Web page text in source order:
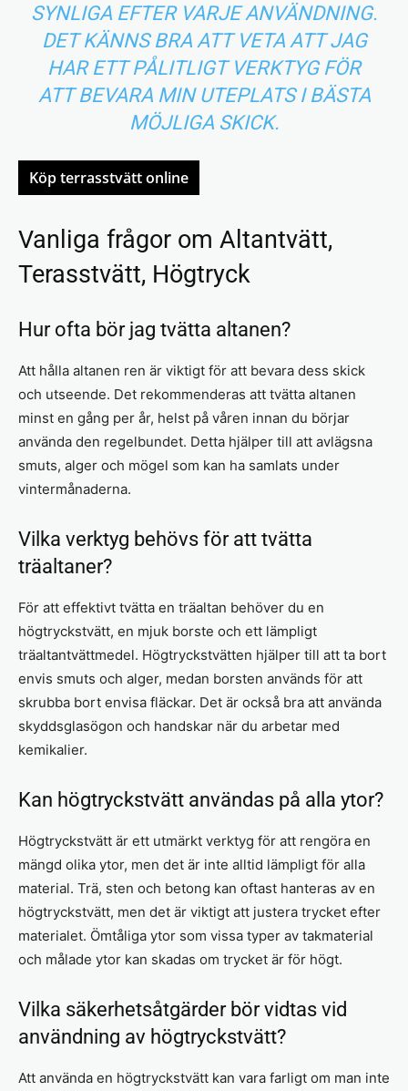
SYNLIGA EFTER VARJE ANVÄNDNING.
DET KÄNNS BRA ATT VETA ATT JAG
HAR ETT PÅLITLIGT VERKTYG FÖR
ATT BEVARA MIN UTEPLATS I BÄSTA
MÖJLIGA SKICK.
Köp terrasstvätt online
Vanliga frågor om Altantvätt,
Terasstvätt, Högtryck
Hur ofta bör jag tvätta altanen?
Att hålla altanen ren är viktigt för att bevara dess skick
och utseende. Det rekommenderas att tvätta altanen
minst en gång per år, helst på våren innan du börjar
använda den regelbundet. Detta hjälper till att avlägsna
smuts, alger och mögel som kan ha samlats under
vintermånaderna.
Vilka verktyg behövs för att tvätta
träaltaner?
För att effektivt tvätta en träaltan behöver du en
högtryckstvätt, en mjuk borste och ett lämpligt
träaltantvättmedel. Högtryckstvätten hjälper till att ta bort
envis smuts och alger, medan borsten används för att
skrubba bort envisa fläckar. Det är också bra att använda
skyddsglasögon och handskar när du arbetar med
kemikalier.
Kan högtryckstvätt användas på alla ytor?
Högtryckstvätt är ett utmärkt verktyg för att rengöra en
mängd olika ytor, men det är inte alltid lämpligt för alla
material. Trä, sten och betong kan oftast hanteras av en
högtryckstvätt, men det är viktigt att justera trycket efter
materialet. Ömtåliga ytor som vissa typer av takmaterial
och målade ytor kan skadas om trycket är för högt.
Vilka säkerhetsåtgärder bör vidtas vid
användning av högtryckstvätt?
Att använda en högtryckstvätt kan vara farligt om man inte